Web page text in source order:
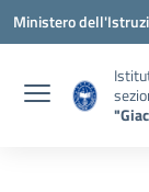
Vai ai contenuti
Vai al menu di
Vai al footer
Ministero